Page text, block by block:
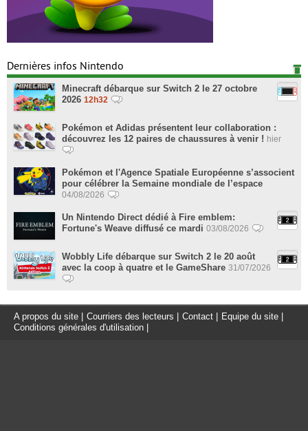
Dernières infos Nintendo
Minecraft débarque sur Switch 2 le 27 octobre
2026 12h32
Pokémon et Adidas présentent leur collaboration :
découvrez les 12 paires de chaussures à venir ! hier
Pokémon et l'Agence Spatiale Européenne s’associent
pour célébrer la Semaine mondiale de l’espace
04/08/2026
Un Nintendo Direct dédié à Fire emblem:
Fortune's Weave diffusé ce mardi 03/08/2026
Wobbly Life débarque sur Switch 2 le 20 août
avec la coop à quatre et le GameShare 31/07/2026
A propos du site Courriers des lecteurs Contact Equipe du site
Conditions générales d'utilisation